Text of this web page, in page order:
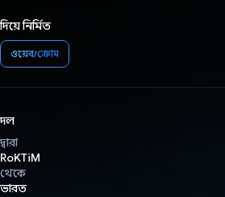
দিয়ে নির্মিত
ওয়েব/ক্রোম
দল
দ্বারা
RoKTiM
থেকে
ভারত